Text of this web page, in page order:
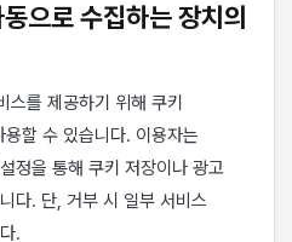
으로 수집하는 장치의
스를 제공하기 위해 쿠키
할 수 있습니다. 이용자는
정을 통해 쿠키 저장이나 광고
다. 단, 거부 시 일부 서비스
.